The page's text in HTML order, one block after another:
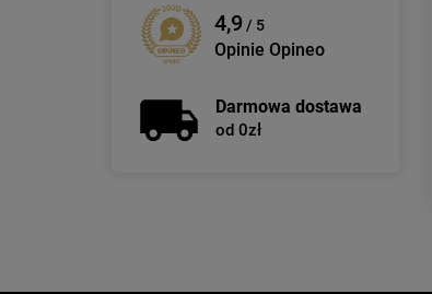
4,9 / 5
Opinie Opineo
Darmowa dostawa
od 0zł